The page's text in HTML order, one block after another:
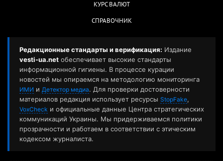
КУРС ВАЛЮТ
СПРАВОЧНИК
Редакционные стандарты и верификация: Издание
vesti-ua.net обеспечивает высокие стандарты
информационной гигиены. В процессе курации
новостей мы опираемся на методологию мониторинга
ИМИ и Детектор медиа. Для проверки достоверности
материалов редакция использует ресурсы StopFake,
VoxCheck и официальные данные Центра стратегических
коммуникаций Украины. Мы придерживаемся политики
прозрачности и работаем в соответствии с этическим
кодексом журналиста.